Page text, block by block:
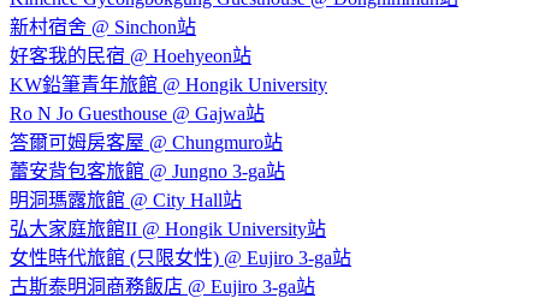
新村宿舍 @ Sinchon站
好客我的民宿 @ Hoehyeon站
KW鉛筆青年旅館 @ Hongik University
Ro N Jo Guesthouse @ Gajwa站
答爾可姆房客屋 @ Chungmuro站
蕾安背包客旅館 @ Jungno 3-ga站
明洞瑪露旅館 @ City Hall站
弘大家庭旅館II @ Hongik University站
女性時代旅館 (只限女性) @ Eujiro 3-ga站
古斯泰明洞商務飯店 @ Eujiro 3-ga站